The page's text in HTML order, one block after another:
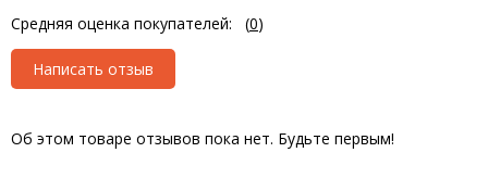
Средняя оценка покупателей: (0)
Написать отзыв
Об этом товаре отзывов пока нет. Будьте первым!